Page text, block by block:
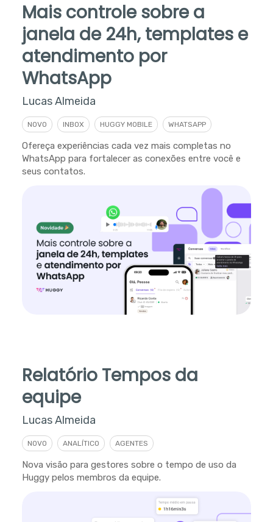
Mais controle sobre a
janela de 24h, templates e
atendimento por
WhatsApp
Lucas Almeida
NOVO INBOX HUGGY MOBILE WHATSAPP
Ofereça experiências cada vez mais completas no
WhatsApp para fortalecer as conexões entre você e
seus contatos.
Relatório Tempos da
equipe
Lucas Almeida
NOVO ANALÍTICO AGENTES
Nova visão para gestores sobre o tempo de uso da
Huggy pelos membros da equipe.